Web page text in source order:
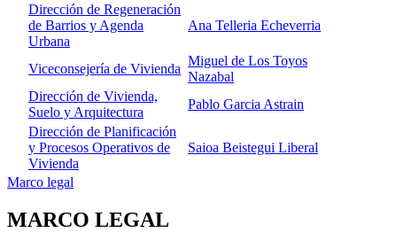
Dirección de Regeneración
de Barrios y Agenda
Urbana
Ana Telleria Echeverria
Viceconsejería de Vivienda
Miguel de Los Toyos
Nazabal
Dirección de Vivienda,
Suelo y Arquitectura
Pablo Garcia Astrain
Dirección de Planificación
y Procesos Operativos de
Vivienda
Saioa Beistegui Liberal
Marco legal
MARCO LEGAL